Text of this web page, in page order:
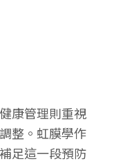
康管理則重視
整。虹膜學作
足這一段預防